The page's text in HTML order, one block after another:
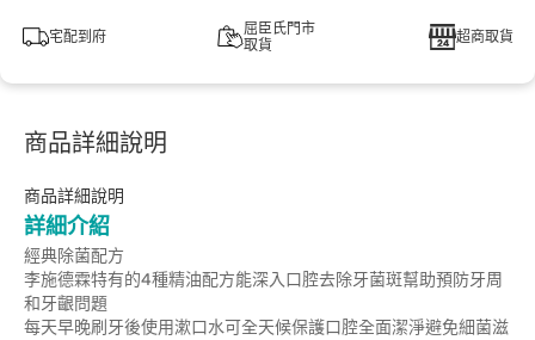
宅配到府
屈臣氏門市
取貨
超商取貨
商品詳細說明
商品詳細說明
詳細介紹
經典除菌配方
李施德霖特有的4種精油配方能深入口腔去除牙菌斑幫助預防牙周
和牙齦問題
每天早晚刷牙後使用漱口水可全天候保護口腔全面潔淨避免細菌滋